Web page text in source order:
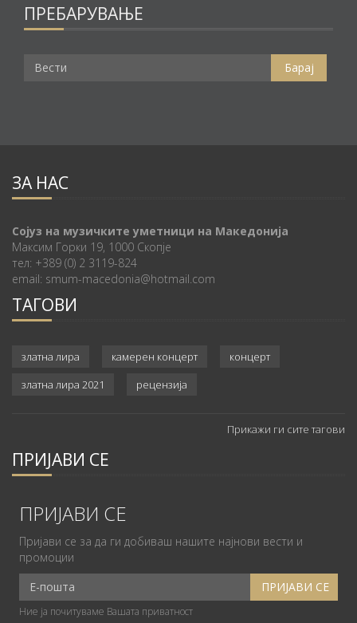
ПРЕБАРУВАЊЕ
ЗА НАС
Сојуз на музичките уметници на Македонија
Максим Горки 19, 1000 Скопје
тел: +389 (0) 2 3119-824
email: smum-macedonia@hotmail.com
ТАГОВИ
златна лира камерен концерт
концерт
златна лира 2021
рецензија
Прикажи ги сите тагови
ПРИЈАВИ СЕ
ПРИЈАВИ СЕ
Пријави се за да ги добиваш нашите најнови вести и
промоции
Ние ја почитуваме Вашата приватност